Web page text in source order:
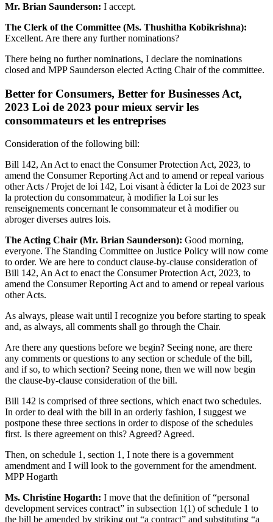
Mr. Brian Saunderson: I accept.
The Clerk of the Committee (Ms. Thushitha Kobikrishna):
Excellent. Are there any further nominations?
There being no further nominations, I declare the nominations
closed and MPP Saunderson elected Acting Chair of the committee.
Better for Consumers, Better for Businesses Act,
2023 Loi de 2023 pour mieux servir les
consommateurs et les entreprises
Consideration of the following bill:
Bill 142, An Act to enact the Consumer Protection Act, 2023, to
amend the Consumer Reporting Act and to amend or repeal various
other Acts / Projet de loi 142, Loi visant à édicter la Loi de 2023 sur
la protection du consommateur, à modifier la Loi sur les
renseignements concernant le consommateur et à modifier ou
abroger diverses autres lois.
The Acting Chair (Mr. Brian Saunderson): Good morning,
everyone. The Standing Committee on Justice Policy will now come
to order. We are here to conduct clause-by-clause consideration of
Bill 142, An Act to enact the Consumer Protection Act, 2023, to
amend the Consumer Reporting Act and to amend or repeal various
other Acts.
As always, please wait until I recognize you before starting to speak
and, as always, all comments shall go through the Chair.
Are there any questions before we begin? Seeing none, are there
any comments or questions to any section or schedule of the bill,
and if so, to which section? Seeing none, then we will now begin
the clause-by-clause consideration of the bill.
Bill 142 is comprised of three sections, which enact two schedules.
In order to deal with the bill in an orderly fashion, I suggest we
postpone these three sections in order to dispose of the schedules
first. Is there agreement on this? Agreed? Agreed.
Then, on schedule 1, section 1, I note there is a government
amendment and I will look to the government for the amendment.
MPP Hogarth
Ms. Christine Hogarth: I move that the definition of “personal
development services contract” in subsection 1(1) of schedule 1 to
the bill be amended by striking out “a contract” and substituting “a